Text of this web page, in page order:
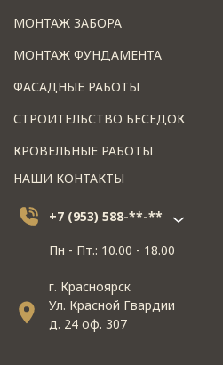
МОНТАЖ ЗАБОРА
МОНТАЖ ФУНДАМЕНТА
ФАСАДНЫЕ РАБОТЫ
СТРОИТЕЛЬСТВО БЕСЕДОК
КРОВЕЛЬНЫЕ РАБОТЫ
НАШИ КОНТАКТЫ
+7 (953) 588-**-**
Пн - Пт.: 10.00 - 18.00
г. Красноярск
Ул. Красной Гвардии
д. 24 оф. 307